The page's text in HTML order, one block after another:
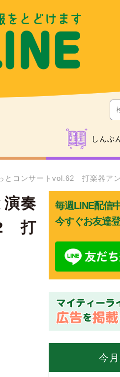
しんぶ
とコンサートvol.62 打楽器ア
奏
打
毎週LINE配信
今すぐお友達
今